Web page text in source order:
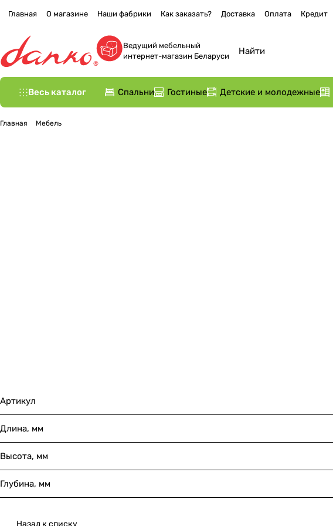
Главная О магазине Наши фабрики Как заказать? Доставка Оплата Кредит
Ведущий мебельный
интернет-магазин Беларуси
Весь каталог Спальни Гостиные Детские и молодежные
Главная Мебель
Артикул
Длина, мм
Высота, мм
Глубина, мм
Назад к списку